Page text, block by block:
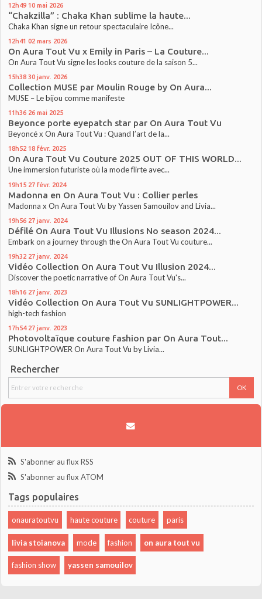
12h49 10 mai 2026
“Chakzilla” : Chaka Khan sublime la haute...
Chaka Khan signe un retour spectaculaire Icône...
12h41 02 mars 2026
On Aura Tout Vu x Emily in Paris – La Couture...
On Aura Tout Vu signe les looks couture de la saison 5...
15h38 30 janv. 2026
Collection MUSE par Moulin Rouge by On Aura...
MUSE – Le bijou comme manifeste
11h36 26 mai 2025
Beyonce porte eyepatch star par On Aura Tout Vu
Beyoncé x On Aura Tout Vu : Quand l’art de la...
18h52 18 févr. 2025
On Aura Tout Vu Couture 2025 OUT OF THIS WORLD...
Une immersion futuriste où la mode flirte avec...
19h15 27 févr. 2024
Madonna en On Aura Tout Vu : Collier perles
Madonna x On Aura Tout Vu by Yassen Samouilov and Livia...
19h56 27 janv. 2024
Défilé On Aura Tout Vu Illusions No season 2024...
Embark on a journey through the On Aura Tout Vu couture...
19h32 27 janv. 2024
Vidéo Collection On Aura Tout Vu Illusion 2024...
Discover the poetic narrative of On Aura Tout Vu's...
18h16 27 janv. 2023
Vidéo Collection On Aura Tout Vu SUNLIGHTPOWER...
high-tech fashion
17h54 27 janv. 2023
Photovoltaïque couture fashion par On Aura Tout...
SUNLIGHTPOWER On Aura Tout Vu by Livia...
Rechercher
S'abonner au flux RSS
S'abonner au flux ATOM
Tags populaires
onauratoutvu haute couture couture paris
livia stoianova mode fashion on aura tout vu
fashion show yassen samouilov